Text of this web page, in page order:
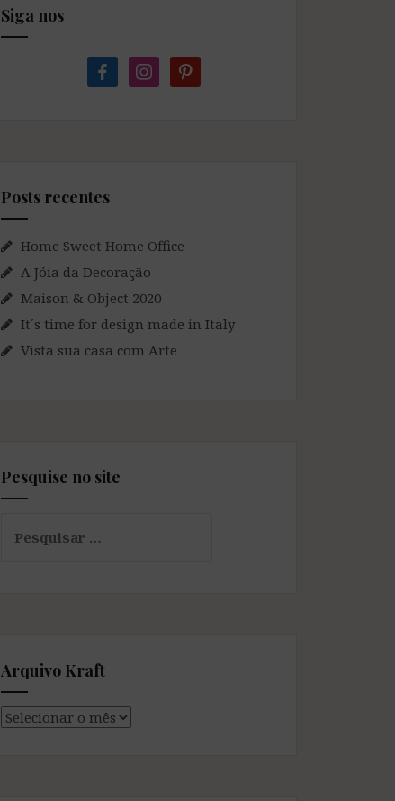
Siga nos
facebookinstagrampinterest
Posts recentes
Home Sweet Home Office
A Jóia da Decoração
Maison & Object 2020
It´s time for design made in Italy
Vista sua casa com Arte
Pesquise no site
por:
Arquivo Kraft
Arquivo